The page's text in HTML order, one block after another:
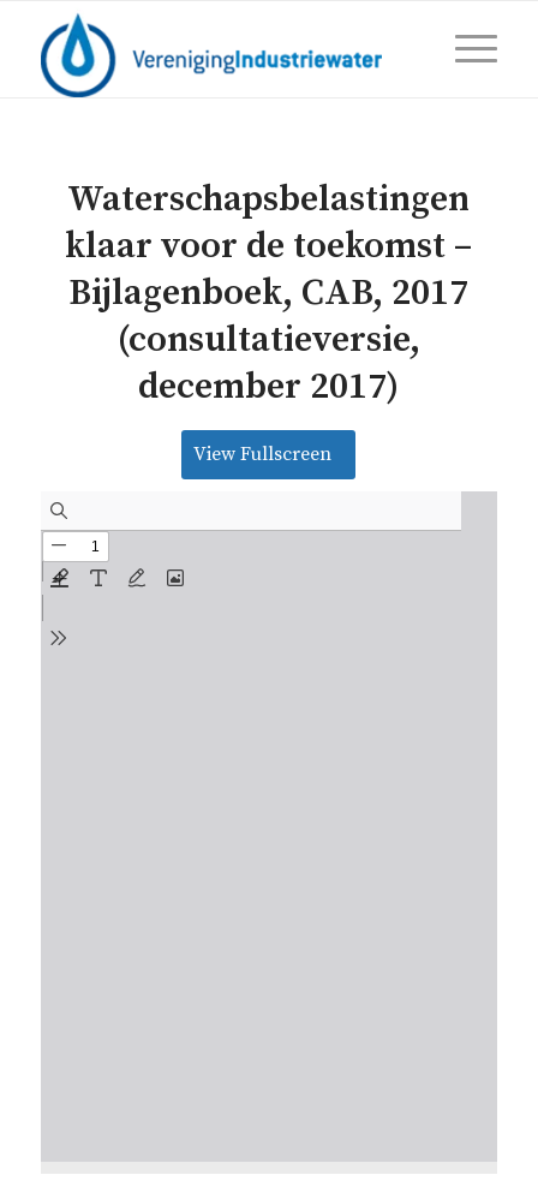
Waterschapsbelastingen
klaar voor de toekomst –
Bijlagenboek, CAB, 2017
(consultatieversie,
december 2017)
View Fullscreen